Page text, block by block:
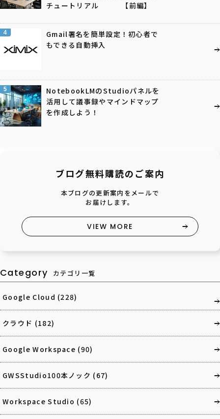
チュートリアル 【前編】
4
Gmail署名を簡単設定！初心者で
もできる自動挿入
5
NotebookLMのStudioパネルを
活用して議事録やマインドマップ
を作成しよう！
ブログ無料購読のご案内
本ブログの更新案内をメールで
お届けします。
VIEW MORE
Category カテゴリ一覧
Google Cloud (228)
クラウド (182)
Google Workspace (90)
GWSStudio100本ノック (67)
Workspace Studio (65)